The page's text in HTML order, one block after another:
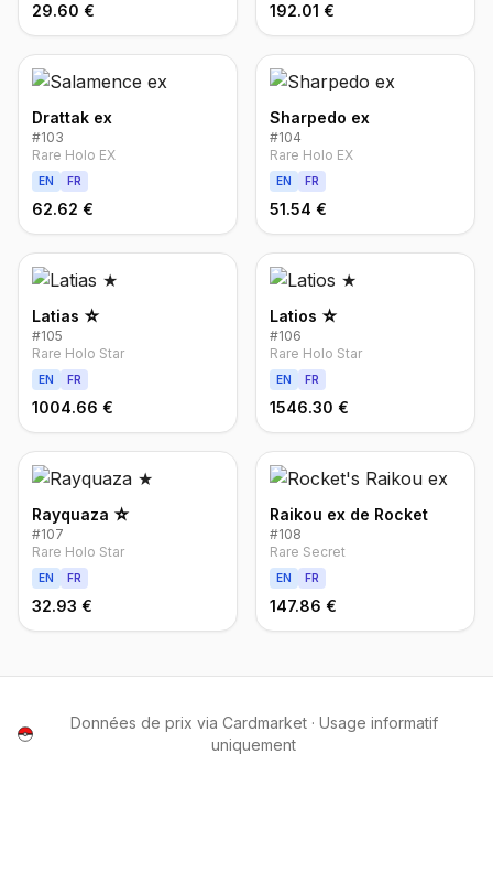
29.60 € 192.01 €
Drattak ex
#103
Rare Holo EX
EN FR
62.62 €
Sharpedo ex
#104
Rare Holo EX
EN FR
51.54 €
Latias ☆
#105
Rare Holo Star
EN FR
1004.66 €
Latios ☆
#106
Rare Holo Star
EN FR
1546.30 €
Rayquaza ☆
#107
Rare Holo Star
EN FR
32.93 €
Raikou ex de Rocket
#108
Rare Secret
EN FR
147.86 €
Données de prix via Cardmarket · Usage informatif
uniquement